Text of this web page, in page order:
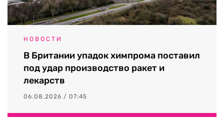
НОВОСТИ
В Британии упадок химпрома поставил
под удар производство ракет и
лекарств
06.08.2026 / 07:45